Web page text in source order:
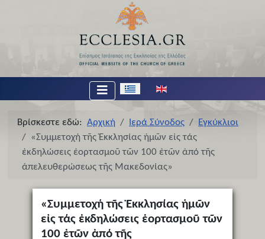
Επιλέξτε τη γλώσσα σας
Βρίσκεστε εδώ: Αρχική Ιερά Σύνοδος
Εγκύκλιοι
«Συμμετοχή τῆς Ἐκκλησίας ἡμῶν εἰς τάς
ἐκδηλώσεις ἑορτασμοῦ τῶν 100 ἐτῶν ἀπό τῆς
ἀπελευθερώσεως τῆς Μακεδονίας»
«Συμμετοχή τῆς Ἐκκλησίας ἡμῶν
εἰς τάς ἐκδηλώσεις ἑορτασμοῦ τῶν
100 ἐτῶν ἀπό τῆς